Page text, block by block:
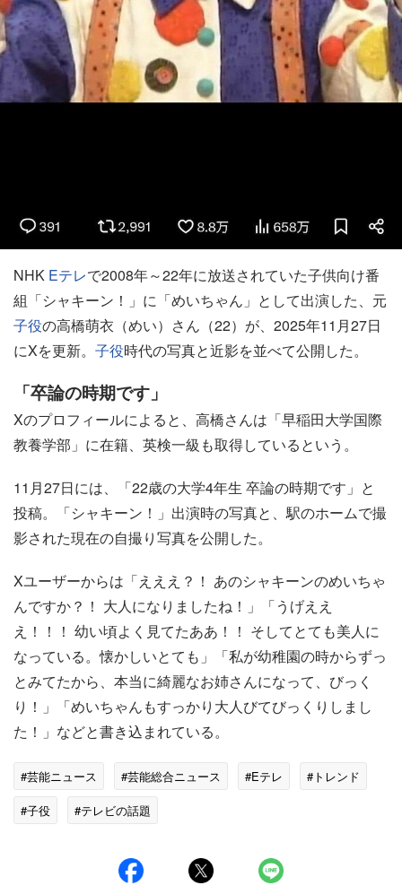
NHK Eテレで2008年～22年に放送されていた子供向け番
組「シャキーン！」に「めいちゃん」として出演した、元
子役の高橋萌衣（めい）さん（22）が、2025年11月27日
にXを更新。 子役時代の写真と近影を並べて公開した。
「卒論の時期です」
Xのプロフィールによると、高橋さんは「早稲田大学国際
教養学部」に在籍、英検一級も取得しているという。
11月27日には、「22歳の大学4年生 卒論の時期です」と
投稿。「シャキーン！」出演時の写真と、駅のホームで撮
影された現在の自撮り写真を公開した。
Xユーザーからは「えええ？！ あのシャキーンのめいちゃ
んですか？！ 大人になりましたね！」「うげええ
え！！！ 幼い頃よく見てたああ！！ そしてとても美人に
なっている。懐かしいとても」「私が幼稚園の時からずっ
とみてたから、本当に綺麗なお姉さんになって、びっく
り！」「めいちゃんもすっかり大人びてびっくりしまし
た！」などと書き込まれている。
#芸能ニュース #芸能総合ニュース #Eテレ
#トレンド
#子役
#テレビの話題